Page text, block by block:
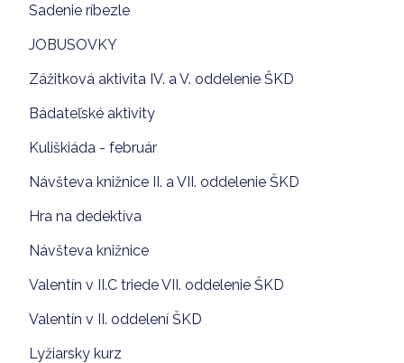
Sadenie ríbezle
JOBUSOVKY
Zážitková aktivita IV. a V. oddelenie ŠKD
Bádateľské aktivity
Kuliškiáda - február
Návšteva knižnice II. a VII. oddelenie ŠKD
Hra na dedektíva
Návšteva knižnice
Valentín v II.C triede VII. oddelenie ŠKD
Valentín v II. oddelení ŠKD
Lyžiarsky kurz